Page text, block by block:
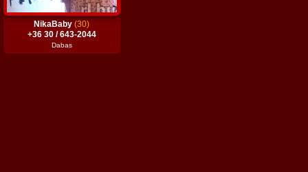
NikaBaby(30)
+36 30 / 643-2044
Dabas